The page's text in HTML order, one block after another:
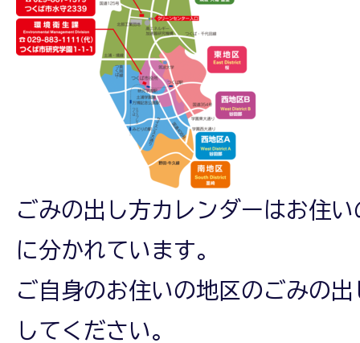
ごみの出し方カレンダーはお住
に分かれています。
ご自身のお住いの地区のごみの
してください。